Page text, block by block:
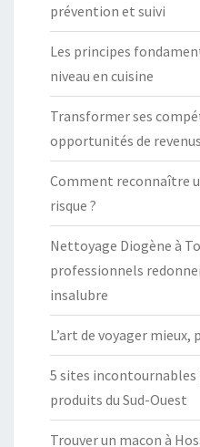
prévention et suivi
Les principes
niveau en cuisine
Transformer ses
opportunités de revenus
Comment reconnaître
risque ?
Nettoyage Diogène à
professionnels
insalubre
L’art de voyager
5 sites incontournables
produits du Sud-Ouest
Trouver un macon à